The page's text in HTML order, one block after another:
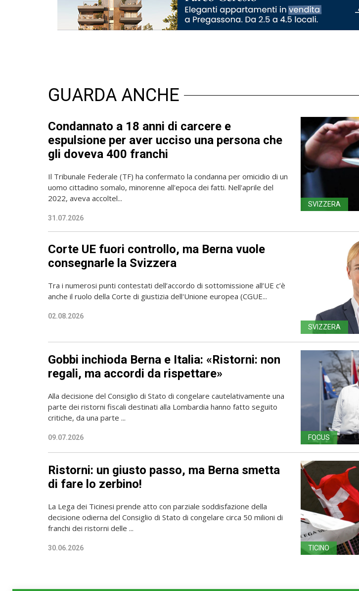
GUARDA ANCHE
Condannato a 18 anni di carcere e
espulsione per aver ucciso una persona che
gli doveva 400 franchi
Il Tribunale Federale (TF) ha confermato la condanna per omicidio di un
uomo cittadino somalo, minorenne all'epoca dei fatti. Nell'aprile del
2022, aveva accoltel...
31.07.2026
SVIZZERA
Corte UE fuori controllo, ma Berna vuole
consegnarle la Svizzera
Tra i numerosi punti contestati dell’accordo di sottomissione all’UE c’è
anche il ruolo della Corte di giustizia dell'Unione europea (CGUE...
02.08.2026
SVIZZERA
Gobbi inchioda Berna e Italia: «Ristorni: non
regali, ma accordi da rispettare»
Alla decisione del Consiglio di Stato di congelare cautelativamente una
parte dei ristorni fiscali destinati alla Lombardia hanno fatto seguito
critiche, da una parte ...
09.07.2026 FOCUS
Ristorni: un giusto passo, ma Berna smetta
di fare lo zerbino!
La Lega dei Ticinesi prende atto con parziale soddisfazione della
decisione odierna del Consiglio di Stato di congelare circa 50 milioni di
franchi dei ristorni delle ...
30.06.2026 TICINO